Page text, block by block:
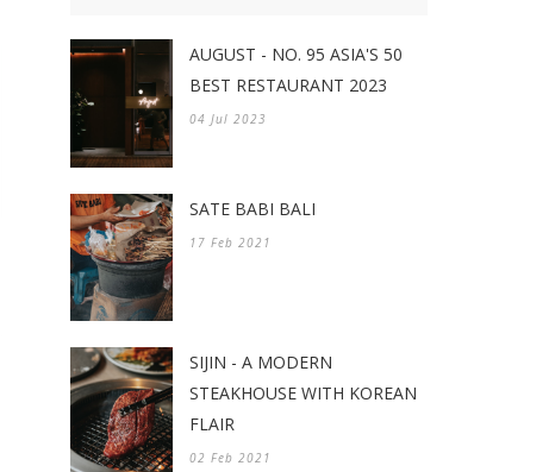
AUGUST - NO. 95 ASIA'S 50
BEST RESTAURANT 2023
04 Jul 2023
SATE BABI BALI
17 Feb 2021
SIJIN - A MODERN
STEAKHOUSE WITH KOREAN
FLAIR
02 Feb 2021